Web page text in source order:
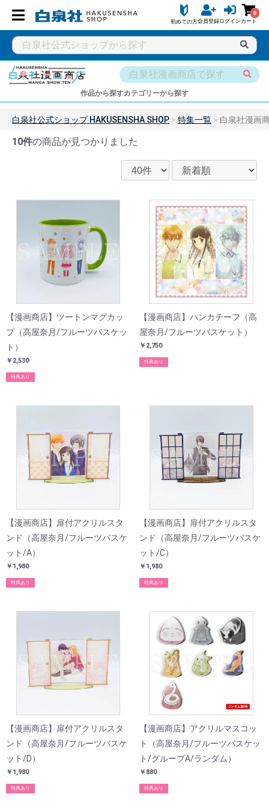
初めての方会員登録ログイン
0
カート
作品から探すカテゴリーから探す
白泉社公式ショップ HAKUSENSHA SHOP 特集一覧 白泉社漫画
10件の商品が見つかりました
【漫画商店】ツートンマグカッ
プ（高屋奈月/フルーツバスケッ
ト）
￥2,530
特典あり
【漫画商店】ハンカチーフ（高
屋奈月/フルーツバスケット）
￥2,750
特典あり
【漫画商店】扉付アクリルスタ
ンド（高屋奈月/フルーツバスケ
ット/A）
￥1,980
特典あり
【漫画商店】扉付アクリルスタ
ンド（高屋奈月/フルーツバスケ
ット/C）
￥1,980
特典あり
【漫画商店】扉付アクリルスタ
ンド（高屋奈月/フルーツバスケ
ット/D）
￥1,980
特典あり
【漫画商店】アクリルマスコッ
ト（高屋奈月/フルーツバスケッ
ト/グループA/ランダム）
￥880
特典あり